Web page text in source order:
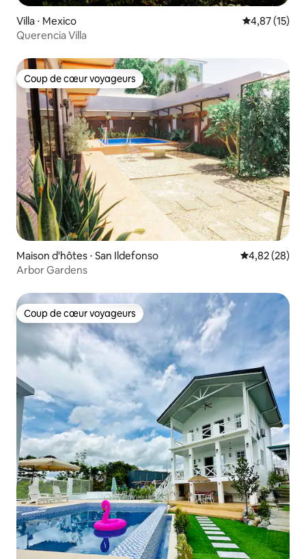
Villa ⋅ Mexico Évaluation
4,87 (15)
Querencia Villa
Coup de cœur voyageurs
Coup de cœur voyageurs
Maison d'hôtes ⋅ San Ildefonso Évaluation
4,82 (28)
Arbor Gardens
Coup de cœur voyageurs
Coup de cœur voyageurs